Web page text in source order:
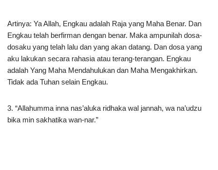
Artinya: Ya Allah, Engkau adalah Raja yang Maha Benar. Dan
Engkau telah berfirman dengan benar. Maka ampunilah dosa-
dosaku yang telah lalu dan yang akan datang. Dan dosa yang
aku lakukan secara rahasia atau terang-terangan. Engkau
adalah Yang Maha Mendahulukan dan Maha Mengakhirkan.
Tidak ada Tuhan selain Engkau.
3. “Allahumma inna nas’aluka ridhaka wal jannah, wa na’udzu
bika min sakhatika wan-nar.”